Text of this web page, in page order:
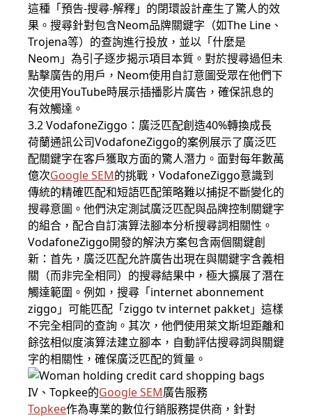
這種「預告-搜尋-解釋」的閉環設計產生了驚人的效
果。搜尋針對包含Neom品牌關鍵字（如The Line、
Trojena等）的查詢進行投放，並以「什麼是
Neom」為引子逐步揭示項目本質。對於搜尋過但未
點擊廣告的用戶，Neom使用自訂意圖受眾在他們下
次使用YouTube時展示插播影片廣告，確保訊息的
有效觸達。
3.2 VodafoneZiggo：廣泛匹配創造40%轉換成長
荷蘭通訊公司VodafoneZiggo的案例展示了廣泛匹
配關鍵字在客戶獲取方面的驚人潛力。面對每年數萬
億次Google SEM的挑戰，VodafoneZiggo意識到
傳統的精確匹配和短語匹配策略難以捕捉不斷變化的
搜尋意圖。他們決定測試廣泛匹配與品牌控制關鍵字
的組合，配合自訂演算法腳本分析搜尋詞相關性。
VodafoneZiggo開發的解決方案包含兩個關鍵創
新：首先，廣泛匹配允許廣告出現在與關鍵字含義相
關（而非完全相同）的搜尋結果中，極大擴展了潛在
觸達範圍。例如，搜尋「internet abonnement
ziggo」可能匹配「ziggo tv internet pakket」這樣
不完全相同的查詢。其次，他們使用萊文斯坦距離和
餘弦相似度演算法建立腳本，自動評估搜尋詞與關鍵
字的相關性，確保廣泛匹配的質量。
IV、Topkee的Google SEM廣告服務
Topkee作為專業的數位行銷服務提供商，針對